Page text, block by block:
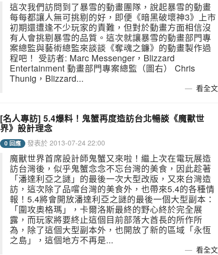
這次我們訪問到了暴雪的動畫團隊，說起暴雪的動畫
每每都讓人無可挑剔的好，即便《暗黑破壞神3》上市
初期還遭逢不少玩家的責難，但對於動畫方面相信沒
有人會挑剔暴雪的品質。這次就讓暴雪的動畫部門專
案總監與藝術總監來談談《奪魂之鐮》的動畫製作過
程吧！ 受訪者: Marc Messenger，Blizzard
Entertainment 動畫部門專案總監（圖右） Chris
Thunig，Blizzard...
看全文
[名人專訪] 5.4爆料！鬼蟹再度造訪台北暢談《魔獸世
界》設計理念
0 回應 發表於 2013-07-24 22:00
魔獸世界首席設計師鬼蟹又來啦！繼上次在電玩展造
訪台灣後，似乎鬼蟹念念不忘台灣的美食，因此趁著
「潘達利亞之謎」的最後一次大型改版，又來台灣造
訪，這次除了品嚐台灣的美食外，也帶來5.4的各種情
報！5.4將會開放潘達利亞之謎的最後一個大型副本：
「圍攻奧格瑪」，卡爾洛斯最終的野心終於完全展
露，而玩家將要終止這個目前部落大酋長的所作所
為，除了這個大型副本外，也開放了新的區域「永恆
之島」，這個地方不再是...
看全文